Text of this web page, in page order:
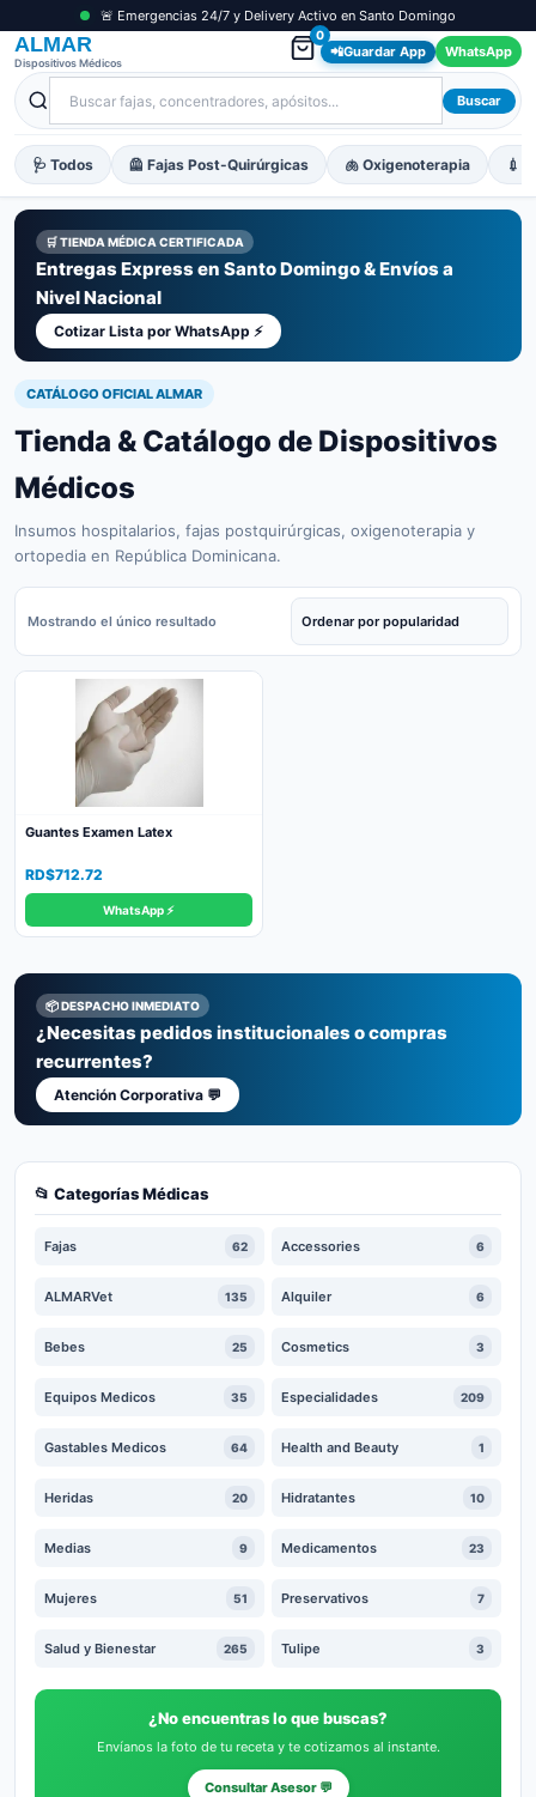
🚨 Emergencias 24/7 y Delivery Activo en Santo Domingo
ALMAR
Dispositivos Médicos
0
📲Guardar App WhatsApp
Buscar
🩺 Todos 🦺 Fajas Post-Quirúrgicas 🫁 Oxigenoterapia 💉
🛒 TIENDA MÉDICA CERTIFICADA
Entregas Express en Santo Domingo & Envíos a
Nivel Nacional
Cotizar Lista por WhatsApp ⚡
CATÁLOGO OFICIAL ALMAR
Tienda & Catálogo de Dispositivos
Médicos
Insumos hospitalarios, fajas postquirúrgicas, oxigenoterapia y
ortopedia en República Dominicana.
📂 Categorías Médicas
Fajas 62 Accessories 6
ALMARVet 135 Alquiler 6
Bebes 25 Cosmetics 3
Equipos Medicos 35 Especialidades 209
Gastables Medicos 64 Health and Beauty 1
Heridas 20 Hidratantes 10
Medias 9 Medicamentos 23
Mujeres 51 Preservativos 7
Salud y Bienestar 265 Tulipe 3
¿No encuentras lo que buscas?
Envíanos la foto de tu receta y te cotizamos al instante.
Consultar Asesor 💬
Mostrando el único resultado
Guantes Examen Latex
RD$712.72
WhatsApp ⚡
📦 DESPACHO INMEDIATO
¿Necesitas pedidos institucionales o compras
recurrentes?
Atención Corporativa 💬